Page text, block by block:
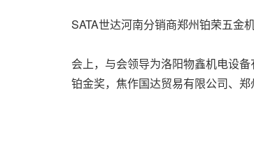
SATA世达河南分销商郑州铂荣五金
会上，与会领导为洛阳物鑫机电设
铂金奖，焦作国达贸易有限公司、